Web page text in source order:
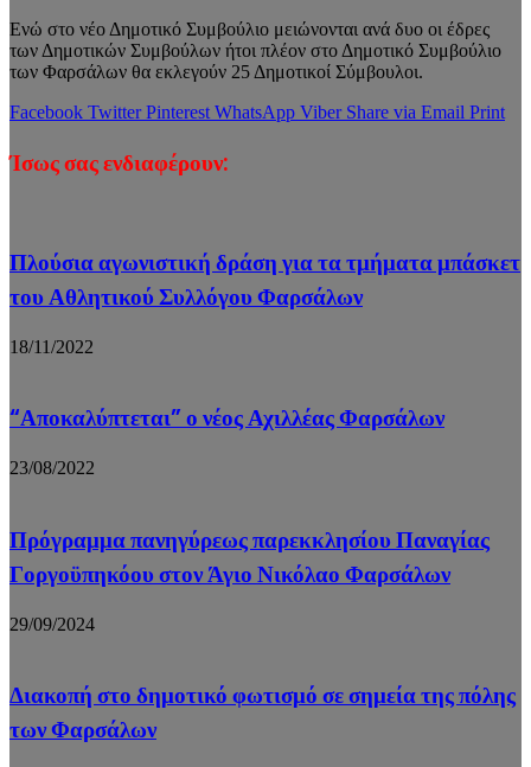
Ενώ στο νέο Δημοτικό Συμβούλιο μειώνονται ανά δυο οι έδρες
των Δημοτικών Συμβούλων ήτοι πλέον στο Δημοτικό Συμβούλιο
των Φαρσάλων θα εκλεγούν 25 Δημοτικοί Σύμβουλοι.
Facebook Twitter Pinterest WhatsApp Viber Share via Email Print
Ίσως σας ενδιαφέρουν:
Πλούσια αγωνιστική δράση για τα τμήματα μπάσκετ
του Αθλητικού Συλλόγου Φαρσάλων
18/11/2022
“Αποκαλύπτεται” ο νέος Αχιλλέας Φαρσάλων
23/08/2022
Πρόγραμμα πανηγύρεως παρεκκλησίου Παναγίας
Γοργοϋπηκόου στον Άγιο Νικόλαο Φαρσάλων
29/09/2024
Διακοπή στο δημοτικό φωτισμό σε σημεία της πόλης
των Φαρσάλων